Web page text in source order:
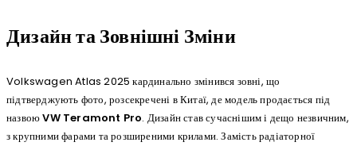
Дизайн та Зовнішні Зміни
Volkswagen Atlas 2025 кардинально змінився зовні, що
підтверджують фото, розсекречені в Китаї, де модель продається під
назвоюVW Teramont Pro. Дизайн став сучаснішим і дещо незвичним,
з крупними фарами та розширеними крилами. Замість радіаторної